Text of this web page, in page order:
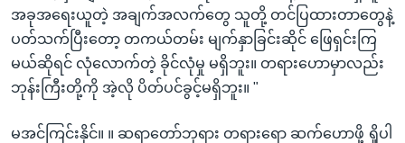
အခုအရေးယူတဲ့ အချက်အလက်တွေ သူတို့ တင်ပြထားတာတွေနဲ့
ပတ်သက်ပြီးတော့ တကယ်တမ်း မျက်နှာခြင်းဆိုင် ဖြေရှင်းကြ
မယ်ဆိုရင် လုံလောက်တဲ့ ခိုင်လုံမှု မရှိဘူး။ တရားဟောမှာလည်း
ဘုန်းကြီးတို့ကို အဲ့လို ပိတ်ပင်ခွင့်မရှိဘူး။ "
မအင်ကြင်းနိုင်။ ။ ဆရာတော်ဘုရား တရားရော ဆက်ဟောဖို့ ရှိုပါ